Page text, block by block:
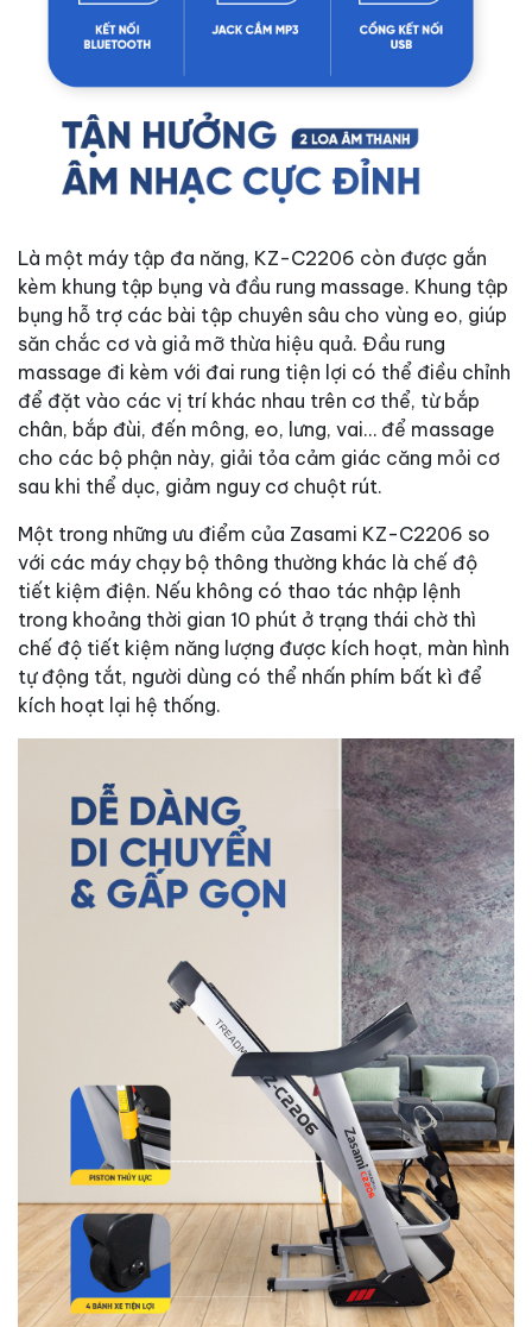
Là một máy tập đa năng, KZ-C2206 còn được gắn
kèm khung tập bụng và đầu rung massage. Khung tập
bụng hỗ trợ các bài tập chuyên sâu cho vùng eo, giúp
săn chắc cơ và giả mỡ thừa hiệu quả. Đầu rung
massage đi kèm với đai rung tiện lợi có thể điều chỉnh
để đặt vào các vị trí khác nhau trên cơ thể, từ bắp
chân, bắp đùi, đến mông, eo, lưng, vai… để massage
cho các bộ phận này, giải tỏa cảm giác căng mỏi cơ
sau khi thể dục, giảm nguy cơ chuột rút.
Một trong những ưu điểm của Zasami KZ-C2206 so
với các máy chạy bộ thông thường khác là chế độ
tiết kiệm điện. Nếu không có thao tác nhập lệnh
trong khoảng thời gian 10 phút ở trạng thái chờ thì
chế độ tiết kiệm năng lượng được kích hoạt, màn hình
tự động tắt, người dùng có thể nhấn phím bất kì để
kích hoạt lại hệ thống.